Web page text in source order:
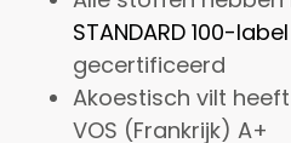
STANDARD 100-label
gecertificeerd
Akoestisch vilt
VOS (Frankrijk) A+